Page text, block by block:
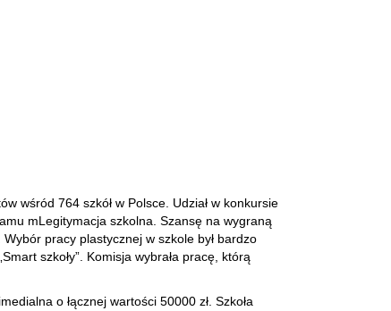
wśród 764 szkół w Polsce. Udział w konkursie
mLegitymacja szkolna. Szansę na wygraną
pracy plastycznej w szkole był bardzo
szkoły”. Komisja wybrała pracę, którą
o łącznej wartości 50000 zł. Szkoła